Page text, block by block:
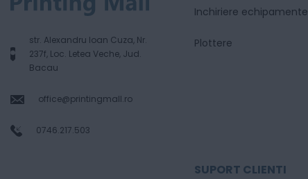
str. Alexandru Ioan Cuza, Nr.
237f, Loc. Letea Veche, Jud.
Bacau
office@printingmall.ro
0746.217.503
Inchiriere echipamente
Plottere
SUPORT CLIENTI